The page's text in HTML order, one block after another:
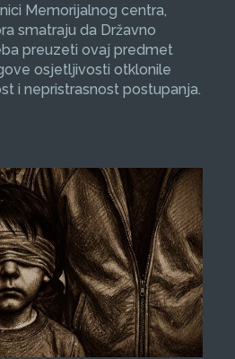
Memorijalnog centra,
smatraju da Državno
preuzeti ovaj predmet
osjetljivosti otklonile
i nepristrasnost postupanja.